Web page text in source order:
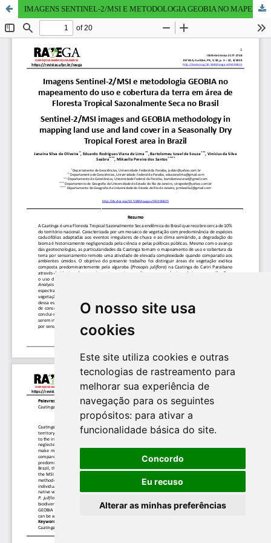
O nosso site usa
cookies
Este site utiliza cookies e outras
tecnologias de rastreamento para
melhorar sua experiência de
navegação para os seguintes
propósitos: para ativar a
funcionalidade básica do site.
Concordo
Eu recuso
Alterar as minhas preferências
IMAGENS SENTINEL-2/MSI E METODOLOGIA GEOBIA NO MAPEAMENTO DO USO E COBERTURA DA TERRA EM ÁREA DE FLORESTA TROPICAL SAZONALMENTE SECA NO BRASIL